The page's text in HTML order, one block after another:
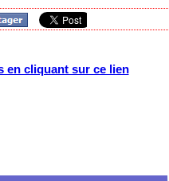
en cliquant sur ce lien